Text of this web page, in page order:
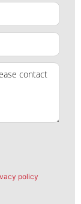
policy